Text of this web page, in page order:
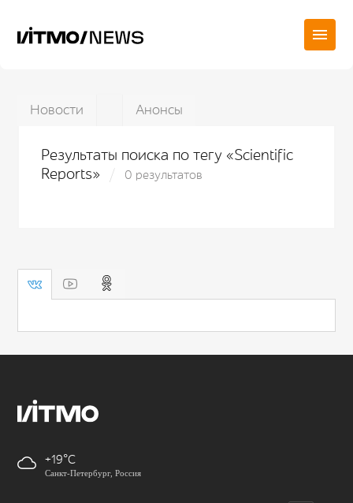
Новости Анонсы
Результаты поиска по тегу «Scientific
Reports»
0 результатов
+19
Санкт-Петербург, Россия